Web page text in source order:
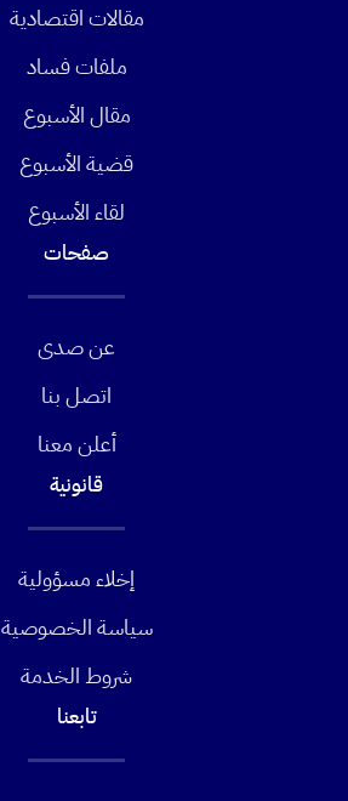
مقالات اقتصادية
ملفات فساد
مقال الأسبوع
قضية الأسبوع
لقاء الأسبوع
صفحات
عن صدى
اتصل بنا
أعلن معنا
قانونية
إخلاء مسؤولية
سياسة الخصوصية
شروط الخدمة
تابعنا